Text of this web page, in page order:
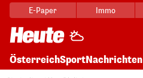
E-Paper Immo
ÖsterreichSportNachrichten